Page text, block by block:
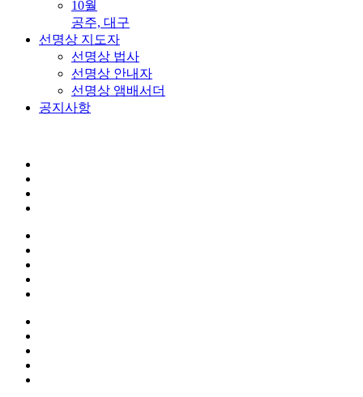
10월
공주, 대구
선명상 지도자
선명상 법사
선명상 안내자
선명상 앰배서더
공지사항